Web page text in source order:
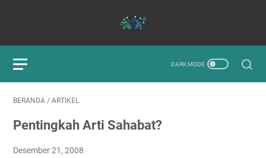
BERANDA / ARTIKEL
Pentingkah Arti Sahabat?
Desember 21, 2008